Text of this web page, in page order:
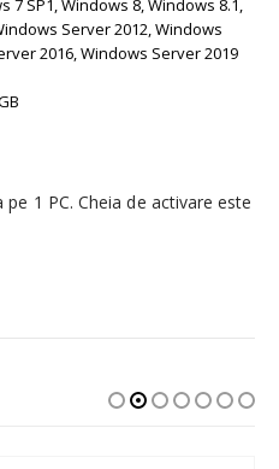
7 SP1, Windows 8, Windows 8.1,
Server 2012, Windows
2016, Windows Server 2019
1 PC. Cheia de activare este